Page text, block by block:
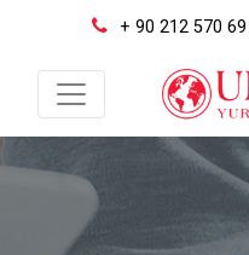
+ 90 212 570